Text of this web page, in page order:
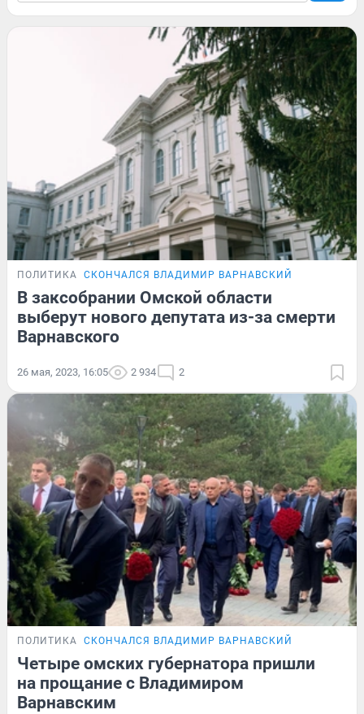
ПОЛИТИКА СКОНЧАЛСЯ ВЛАДИМИР ВАРНАВСКИЙ
В заксобрании Омской области
выберут нового депутата из-за смерти
Варнавского
26 мая, 2023, 16:05 2 934 2
ПОЛИТИКА СКОНЧАЛСЯ ВЛАДИМИР ВАРНАВСКИЙ
Четыре омских губернатора пришли
на прощание с Владимиром
Варнавским